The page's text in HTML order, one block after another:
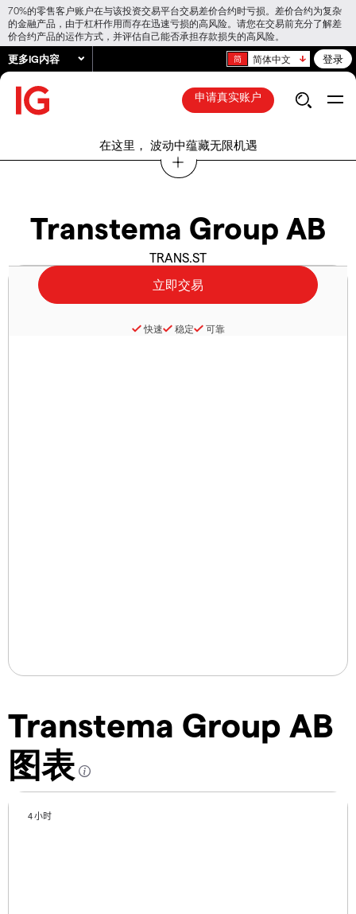
70%的零售客户账户在与该投资交易平台交易差价合约时亏损。差价合约为复杂
的金融产品，由于杠杆作用而存在迅速亏损的高风险。请您在交易前充分了解差
价合约产品的运作方式，并评估自己能否承担存款损失的高风险。
更多IG内容 简体中文 登录
申请真实账户
在这里， 波动中蕴藏无限机遇
Transtema Group AB
TRANS.ST
Transtema Group AB
图表
4 小时
快速 稳定 可靠